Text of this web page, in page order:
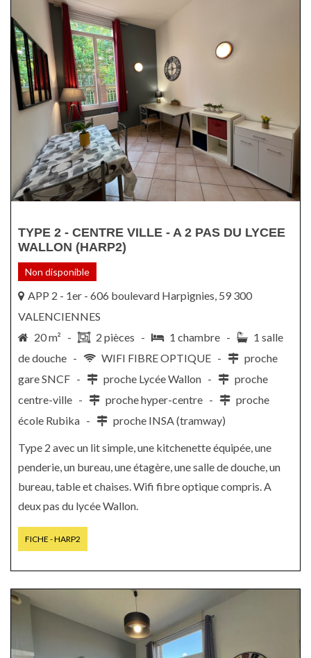
TYPE 2 - CENTRE VILLE - A 2 PAS DU LYCEE
WALLON (HARP2)
Non disponible
APP 2 - 1er - 606 boulevard Harpignies, 59 300
VALENCIENNES
20 m² -
2 pièces - 1 chambre -
1 salle
de douche -
WIFI FIBRE OPTIQUE -
proche
gare SNCF -
proche Lycée Wallon -
proche
centre-ville -
proche hyper-centre -
proche
école Rubika -
proche INSA (tramway)
Type 2 avec un lit simple, une kitchenette équipée, une
penderie, un bureau, une étagère, une salle de douche, un
bureau, table et chaises. Wifi fibre optique compris. A
deux pas du lycée Wallon.
FICHE - HARP2